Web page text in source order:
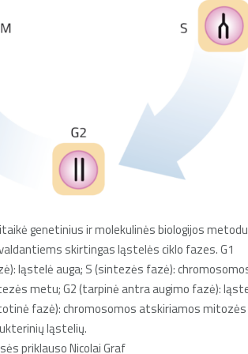
genetinius ir molekulinės biologijos
skirtingas ląstelės ciklo fazes. G1
ląstelė auga; S (sintezės fazė):
metu; G2 (tarpinė antra augimo fazė):
fazė): chromosomos atskiriamos mitozės
ląstelių.
priklauso Nicolai Graf